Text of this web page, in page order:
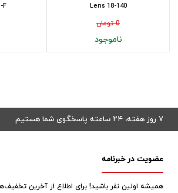
F
Lens 18-140
0 تومان
ناموجود
۷ روز هفته، ۲۴ ساعته پاسخگوی شما هستیم
عضویت در خبرنامه
همیشه اولین نفر باشید! برای اطلاع از آخرین